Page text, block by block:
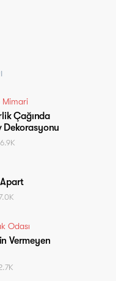
Mimari
Çağında
Dekorasyonu
Odası
Vermeyen